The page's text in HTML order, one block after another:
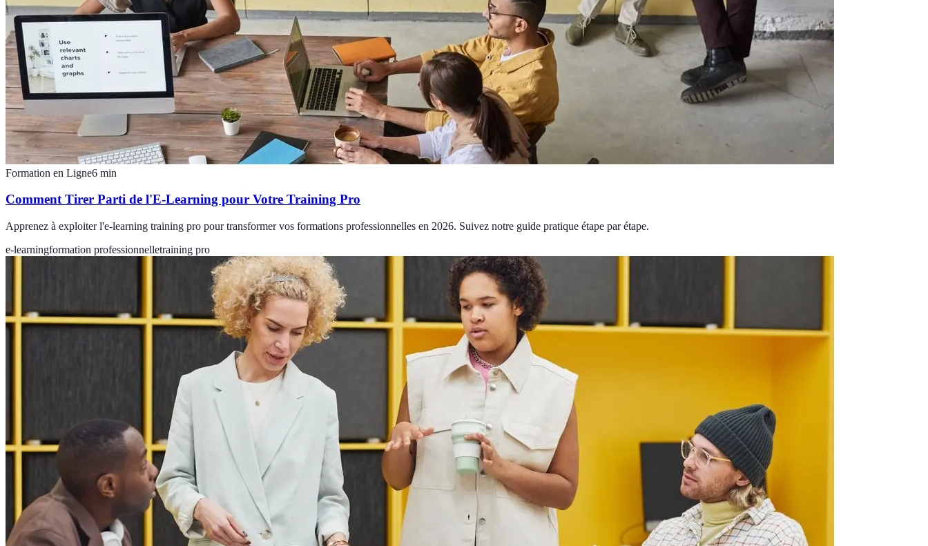
Formation en Ligne6 min
Comment Tirer Parti de l'E-Learning pour Votre Training Pro
Apprenez à exploiter l'e-learning training pro pour transformer vos formations professionnelles en 2026. Suivez notre guide pratique étape par étape.
e-learningformation professionnelletraining pro